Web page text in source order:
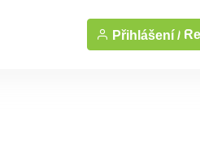
Přihlášení /